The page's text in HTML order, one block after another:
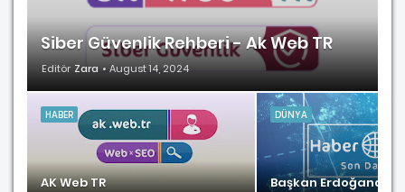
Siber Güvenlik Rehberi - Ak Web TR
Editör Zara August 14, 2024
HABER
AK Web TR
DÜNYA
Başkan Erdoğandan